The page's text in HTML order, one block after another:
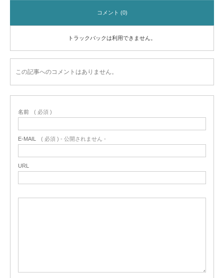
コメント (0)
トラックバックは利用できません。
この記事へのコメントはありません。
名前 ( 必須 )
E-MAIL ( 必須 ) - 公開されません -
URL